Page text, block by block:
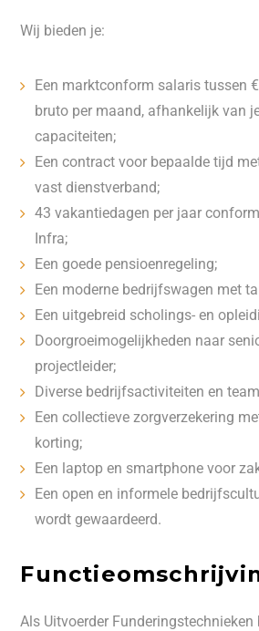
Wij bieden je:
Een marktconform salaris tussen
bruto per maand, afhankelijk van
capaciteiten;
Een contract voor bepaalde tijd
vast dienstverband;
43 vakantiedagen per jaar
Infra;
Een goede pensioenregeling;
Een moderne bedrijfswagen met
Een uitgebreid scholings- en
Doorgroeimogelijkheden naar
projectleider;
Diverse bedrijfsactiviteiten en
Een collectieve zorgverzekering
korting;
Een laptop en smartphone voor
Een open en informele
wordt gewaardeerd.
Als Uitvoerder Funderingstechnieken